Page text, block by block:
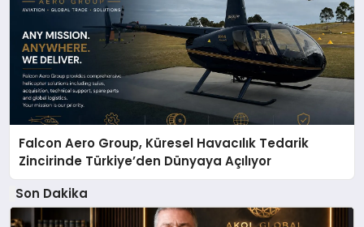
Falcon Aero Group, Küresel Havacılık Tedarik
Zincirinde Türkiye’den Dünyaya Açılıyor
Son Dakika